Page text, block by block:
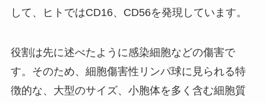
して、ヒトではCD16、CD56を発現しています。
役割は先に述べたように感染細胞などの傷害で
す。そのため、細胞傷害性リンパ球に見られる特
徴的な、大型のサイズ、小胞体を多く含む細胞質